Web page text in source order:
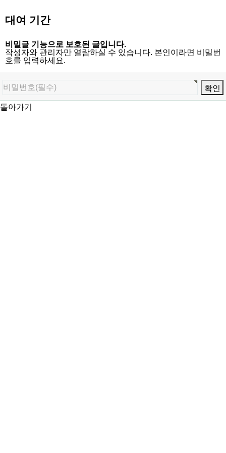
대여 기간
비밀글 기능으로 보호된 글입니다.
작성자와 관리자만 열람하실 수 있습니다. 본인이라면 비밀번
호를 입력하세요.
돌아가기